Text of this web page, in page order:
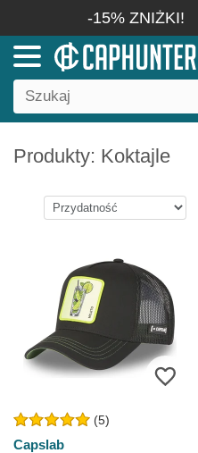
-15% ZNIŻKI!
Produkty: Koktajle
(5)
Capslab